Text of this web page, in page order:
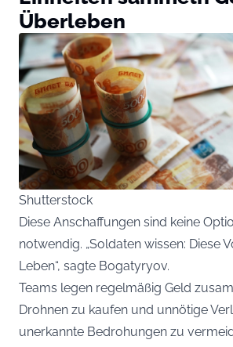
Überleben
Shutterstock
Diese Anschaffungen sind keine
notwendig. „Soldaten wissen: Diese
Leben“, sagte Bogatyryov.
Teams legen regelmäßig Geld
Drohnen zu kaufen und unnötige
unerkannte Bedrohungen zu